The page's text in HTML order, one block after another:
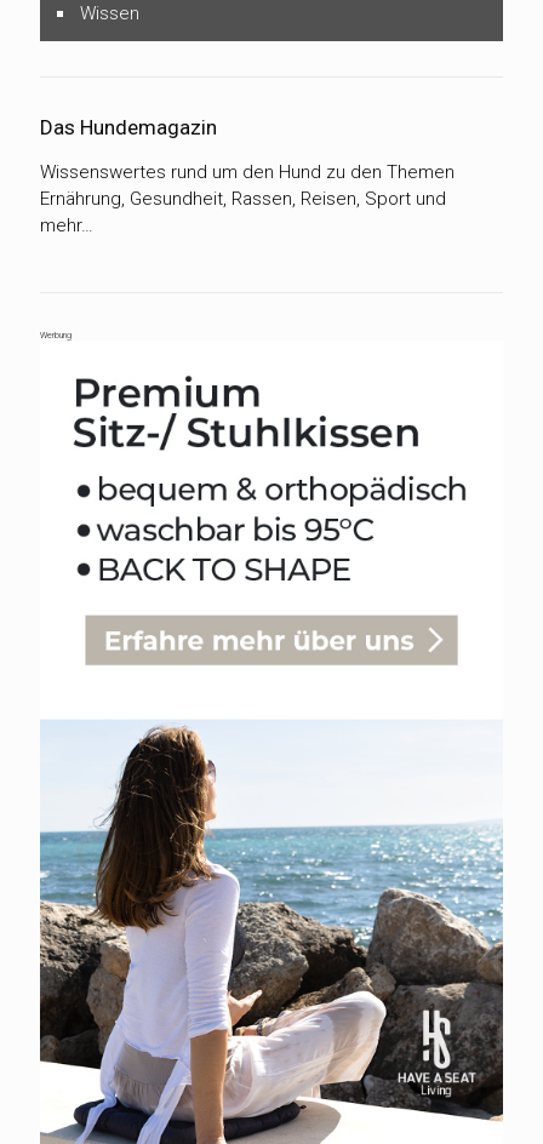
Wissen
Das Hundemagazin
Wissenswertes rund um den Hund zu den Themen
Ernährung, Gesundheit, Rassen, Reisen, Sport und
mehr…
Werbung